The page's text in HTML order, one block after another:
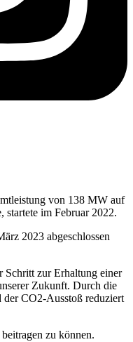
von 138 MW auf
startete im Februar 2022.
2023 abgeschlossen
Schritt zur Erhaltung einer
Zukunft. Durch die
CO2-Ausstoß reduziert
zu können.